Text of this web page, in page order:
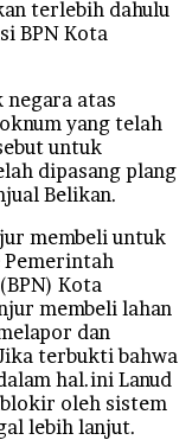
terlebih dahulu
BPN Kota
atas
yang telah
untuk
dipasang plang
Belikan.
membeli untuk
Pemerintah
Kota
membeli lahan
dan
terbukti bahwa
hal.ini Lanud
oleh sistem
lebih lanjut.